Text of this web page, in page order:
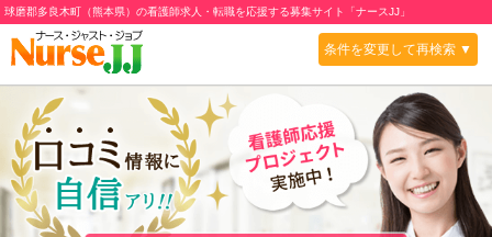
球磨郡多良木町（熊本県）の看護師求人・転職を応援する募集サイト「ナースJJ」
条件を変更して再検索 ▼